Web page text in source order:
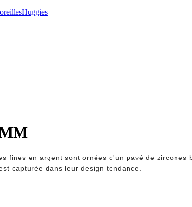
Huggies
fines en argent sont ornées d'un pavé de
capturée dans leur design tendance.